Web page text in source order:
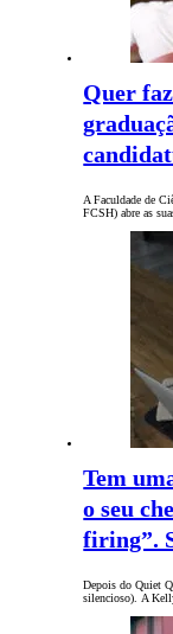
Quer
A Faculdade de
FCSH) abre as
Tem
o seu
firing”.
Depois do Quiet
silencioso). A